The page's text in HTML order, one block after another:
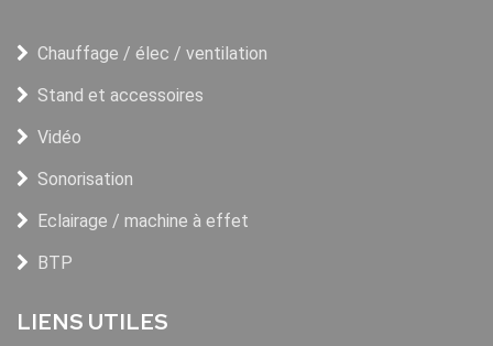
Chauffage / élec / ventilation
Stand et accessoires
Vidéo
Sonorisation
Eclairage / machine à effet
BTP
LIENS UTILES